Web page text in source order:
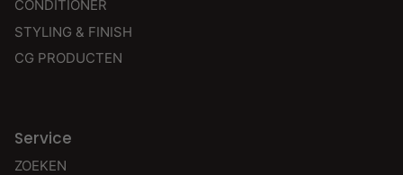
CONDITIONER
STYLING & FINISH
CG PRODUCTEN
Service
ZOEKEN